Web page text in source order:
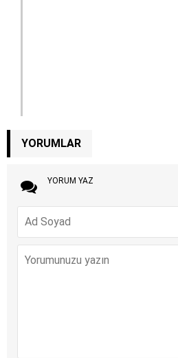
YORUMLAR
YORUM YAZ